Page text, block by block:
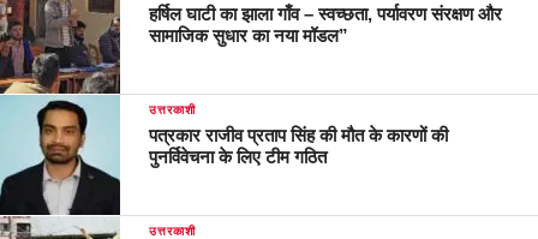
हर्षिल घाटी का झाला गाँव – स्वच्छता, पर्यावरण संरक्षण और
सामाजिक सुधार का नया मॉडल”
उत्तरकाशी
पत्रकार राजीव प्रताप सिंह की मौत के कारणों की
पुनर्विवेचना के लिए टीम गठित
उत्तरकाशी